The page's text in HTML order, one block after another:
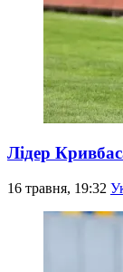
Лідер
16 травня, 19:32